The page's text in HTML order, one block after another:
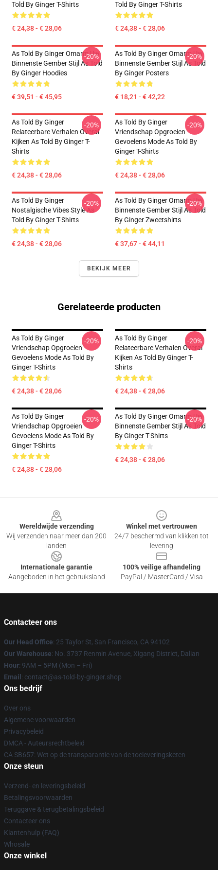
Told By Ginger T-Shirts
€ 24,38 - € 28,06
Told By Ginger T-Shirts
€ 24,38 - € 28,06
As Told By Ginger Omarm Uw
Binnenste Gember Stijl As Told
By Ginger Hoodies
€ 39,51 - € 45,95
-20%
As Told By Ginger Omarm Uw
Binnenste Gember Stijl As Told
By Ginger Posters
€ 18,21 - € 42,22
-20%
As Told By Ginger
Relateerbare Verhalen Overal
Kijken As Told By Ginger T-
Shirts
€ 24,38 - € 28,06
-20%
As Told By Ginger
Vriendschap Opgroeien
Gevoelens Mode As Told By
Ginger T-Shirts
€ 24,38 - € 28,06
-20%
As Told By Ginger
Nostalgische Vibes Style As
Told By Ginger T-Shirts
€ 24,38 - € 28,06
-20%
As Told By Ginger Omarm Uw
Binnenste Gember Stijl As Told
By Ginger Zweetshirts
€ 37,67 - € 44,11
-20%
BEKIJK MEER
Gerelateerde producten
As Told By Ginger
Vriendschap Opgroeien
Gevoelens Mode As Told By
Ginger T-Shirts
€ 24,38 - € 28,06
-20%
As Told By Ginger
Relateerbare Verhalen Overal
Kijken As Told By Ginger T-
Shirts
€ 24,38 - € 28,06
-20%
As Told By Ginger
Vriendschap Opgroeien
Gevoelens Mode As Told By
Ginger T-Shirts
€ 24,38 - € 28,06
-20%
As Told By Ginger Omarm Uw
Binnenste Gember Stijl As Told
By Ginger T-Shirts
€ 24,38 - € 28,06
-20%
Wereldwijde verzending
Wij verzenden naar meer dan 200
landen
Winkel met vertrouwen
24/7 beschermd van klikken tot
levering
Internationale garantie
Aangeboden in het gebruiksland
100% veilige afhandeling
PayPal / MasterCard / Visa
Contacteer ons
Our Head Office: 25 Taylor St, San Francisco, CA 94102
Our Warehouse: No. 3737 Renmin Avenue, Xigang District, Dalian
Hour: 9AM – 5PM (Mon – Fri)
Email : contact@as-told-by-ginger.shop
Ons bedrijf
Over ons
Algemene voorwaarden
Privacybeleid
DMCA - Auteursrechtbeleid
CA SB657: Wet op de transparantie van de toeleveringsketen
Onze steun
Verzend- en leveringsbeleid
Betalingsvoorwaarden
Teruggave & terugbetalingsbeleid
Contacteer ons
Klantenhulp (FAQ)
Whosale
Onze winkel